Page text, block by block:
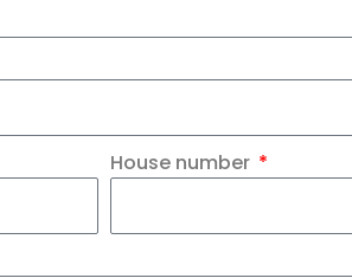
House number